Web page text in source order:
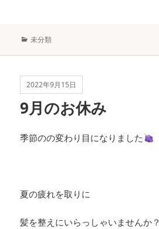
カ
ー
未分類
2022年9月15日
9月のお休み
季節のの変わり目になりました
夏の疲れを取りに
髪を整えにいらっしゃいませんか？